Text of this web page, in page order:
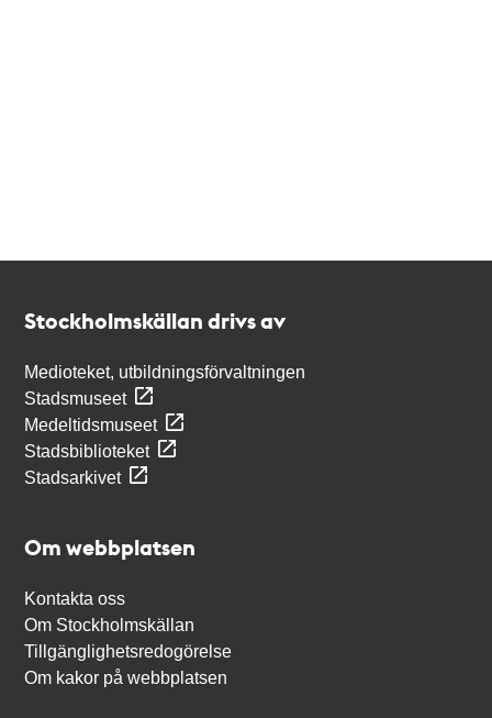
Stockholmskällan drivs av
Medioteket, utbildningsförvaltningen
Stadsmuseet
Medeltidsmuseet
Stadsbiblioteket
Stadsarkivet
Om webbplatsen
Kontakta oss
Om Stockholmskällan
Tillgänglighetsredogörelse
Om kakor på webbplatsen